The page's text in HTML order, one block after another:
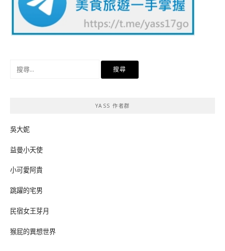
YASS 作者群
吳大妮
益曼小天使
小可愛阿貴
跳躍的宅男
民宿女王芽月
猴屁的異想世界